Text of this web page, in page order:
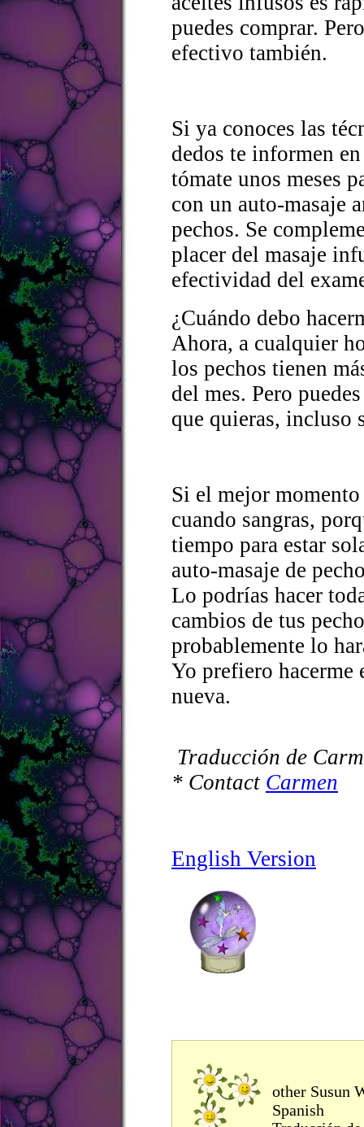
puedes comprar.
efectivo también.
Si ya conoces las
dedos te informen
tómate unos meses
con un auto-masaje
pechos. Se
placer del masaje
efectividad del
¿Cuándo debo
Ahora, a cualquier
los pechos tienen
del mes. Pero
que quieras, incluso
Si el mejor
cuando sangras,
tiempo para estar
auto-masaje de
Lo podrías hacer
cambios de tus
probablemente lo
Yo prefiero hacerme
nueva.
Traducción de
* Contact Carmen
English Version
other Susun
Spanish